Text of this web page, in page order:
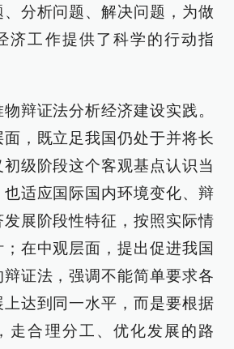
分析问题、解决问题，为做
济工作提供了科学的行动指
辩证法分析经济建设实践。
，既立足我国仍处于并将长
级阶段这个客观基点认识当
适应国际国内环境变化、辩
展阶段性特征，按照实际情
在中观层面，提出促进我国
辩证法，强调不能简单要求各
达到同一水平，而是要根据
走合理分工、优化发展的路